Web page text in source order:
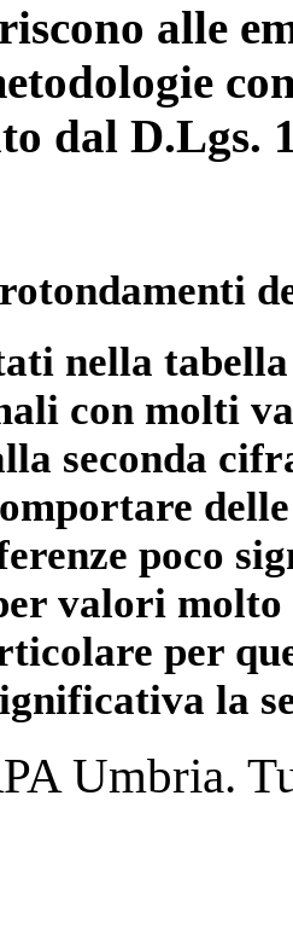
alle
dal D.Lgs.
nella
con molti
seconda
poco
valori
per
la
Umbria.